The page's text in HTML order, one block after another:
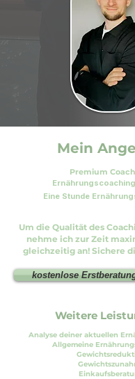
Mein
Premium
Eine Stunde
Um die Qualität des
nehme ich zur Zeit
gleichzeitig an! Sichere
kostenlose
Weitere
Analyse deiner aktuellen
Allgemeine